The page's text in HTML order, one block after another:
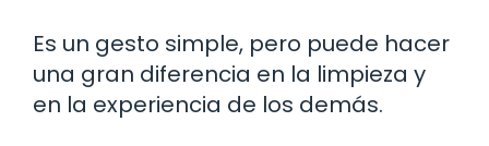
Es un gesto simple, pero puede hacer
una gran diferencia en la limpieza y
en la experiencia de los demás.